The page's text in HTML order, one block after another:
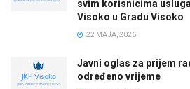
svim korisnicima usluga
Visoko u Gradu Visoko
22 MAJA, 2026
Javni oglas za prijem
određeno vrijeme